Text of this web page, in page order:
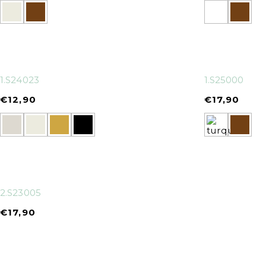
1.S24023
€12,90
1.S25000
€17,90
2.S23005
€17,90